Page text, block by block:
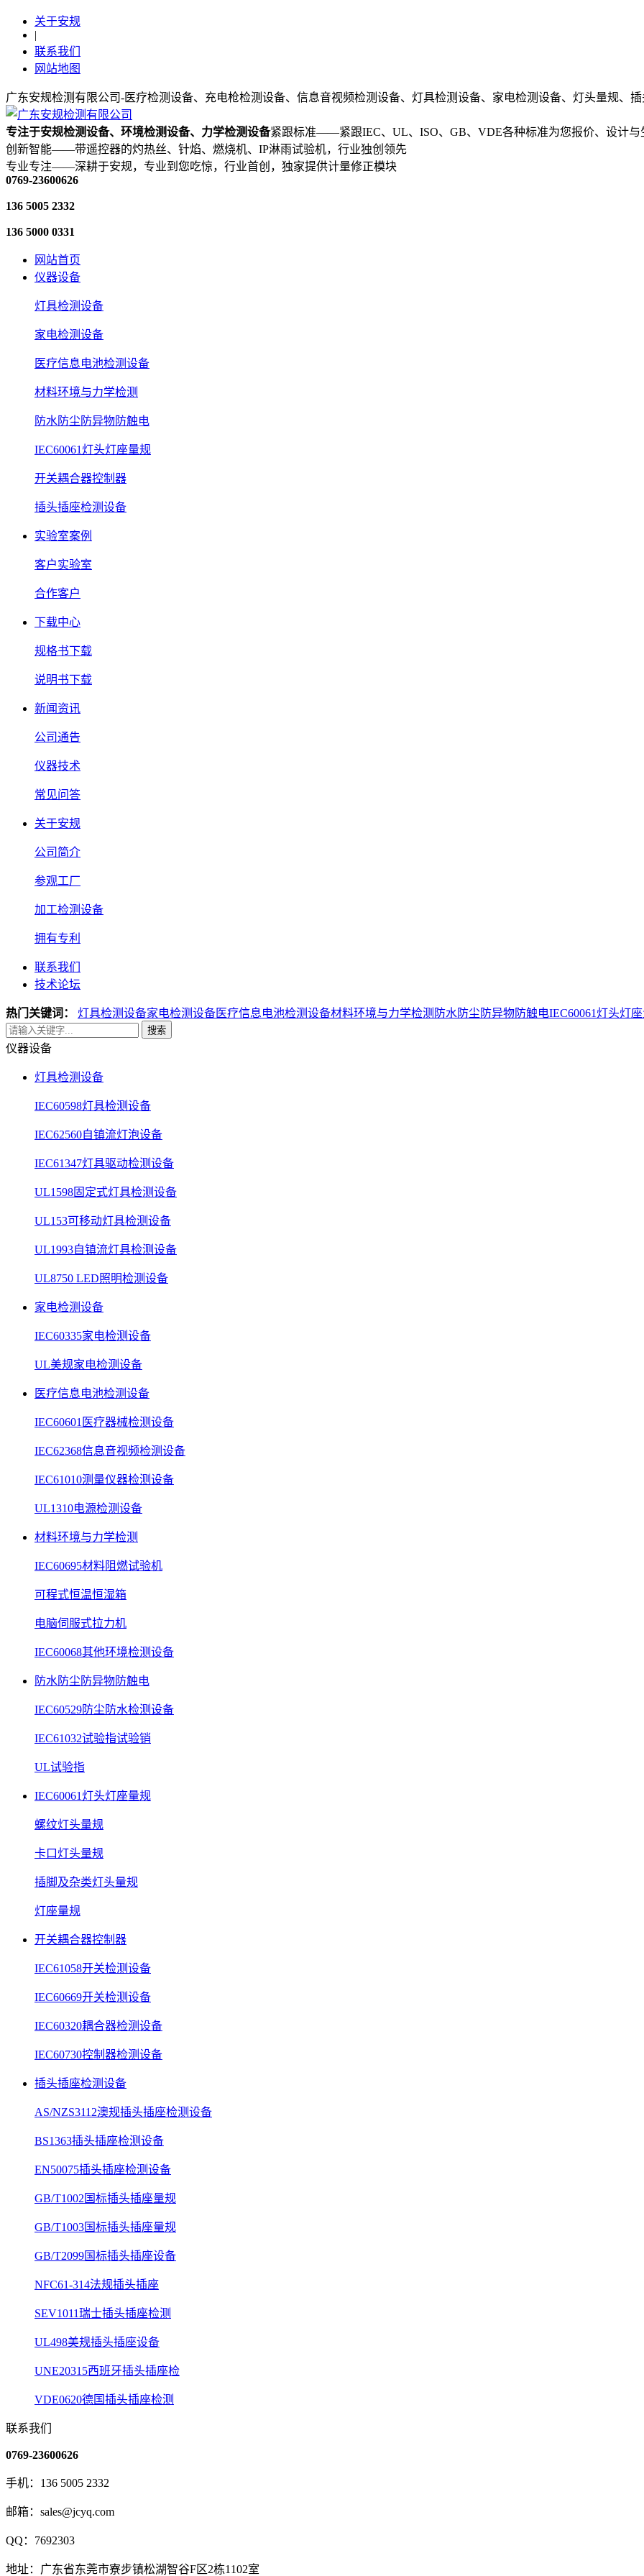
关于安规
|
联系我们
网站地图
广东安规检测有限公司-医疗检测设备、充电枪检测设备、信息音视频检测设备、灯具检测设备、家电检测设备、灯头量规、
专注于安规检测设备、环境检测设备、力学检测设备紧跟标准——紧跟IEC、UL、ISO、GB、VDE各种标准为您报价、设计与
创新智能——带遥控器的灼热丝、针焰、燃烧机、IP淋雨试验机，行业独创领先
专业专注——深耕于安规，专业到您吃惊，行业首创，独家提供计量修正模块
0769-23600626
136 5005 2332
136 5000 0331
网站首页
仪器设备
灯具检测设备
家电检测设备
医疗信息电池检测设备
材料环境与力学检测
防水防尘防异物防触电
IEC60061灯头灯座量规
开关耦合器控制器
插头插座检测设备
实验室案例
客户实验室
合作客户
下载中心
规格书下载
说明书下载
新闻资讯
公司通告
仪器技术
常见问答
关于安规
公司简介
参观工厂
加工检测设备
拥有专利
联系我们
技术论坛
热门关键词： 灯具检测设备家电检测设备医疗信息电池检测设备材料环境与力学检测 防水防尘防异物防触电IEC60061灯头灯
搜索
仪器设备
灯具检测设备
IEC60598灯具检测设备
IEC62560自镇流灯泡设备
IEC61347灯具驱动检测设备
UL1598固定式灯具检测设备
UL153可移动灯具检测设备
UL1993自镇流灯具检测设备
UL8750 LED照明检测设备
家电检测设备
IEC60335家电检测设备
UL美规家电检测设备
医疗信息电池检测设备
IEC60601医疗器械检测设备
IEC62368信息音视频检测设备
IEC61010测量仪器检测设备
UL1310电源检测设备
材料环境与力学检测
IEC60695材料阻燃试验机
可程式恒温恒湿箱
电脑伺服式拉力机
IEC60068其他环境检测设备
防水防尘防异物防触电
IEC60529防尘防水检测设备
IEC61032试验指试验销
UL试验指
IEC60061灯头灯座量规
螺纹灯头量规
卡口灯头量规
插脚及杂类灯头量规
灯座量规
开关耦合器控制器
IEC61058开关检测设备
IEC60669开关检测设备
IEC60320耦合器检测设备
IEC60730控制器检测设备
插头插座检测设备
AS/NZS3112澳规插头插座检测设备
BS1363插头插座检测设备
EN50075插头插座检测设备
GB/T1002国标插头插座量规
GB/T1003国标插头插座量规
GB/T2099国标插头插座设备
NFC61-314法规插头插座
SEV1011瑞士插头插座检测
UL498美规插头插座设备
UNE20315西班牙插头插座检
VDE0620德国插头插座检测
联系我们
0769-23600626
手机：136 5005 2332
邮箱：sales@jcyq.com
QQ：7692303
地址：广东省东莞市寮步镇松湖智谷F区2栋1102室